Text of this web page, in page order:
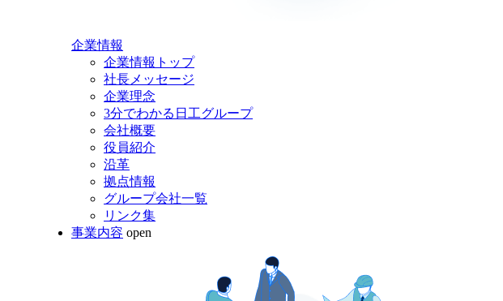
企業情報
企業情報トップ
社長メッセージ
企業理念
3分でわかる日工グループ
会社概要
役員紹介
沿革
拠点情報
グループ会社一覧
リンク集
事業内容 open